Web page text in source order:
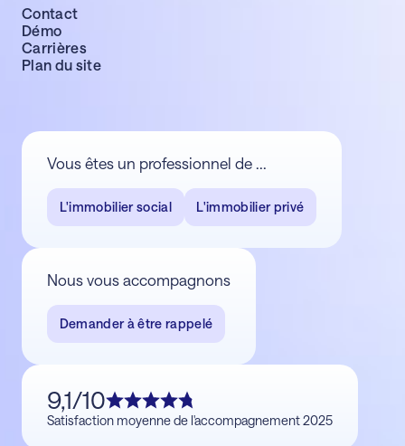
Contact
Démo
Carrières
Plan du site
Vous êtes un professionnel de ...
L'immobilier social L'immobilier privé
Nous vous accompagnons
Demander à être rappelé
9,1/10
Satisfaction moyenne de l'accompagnement 2025